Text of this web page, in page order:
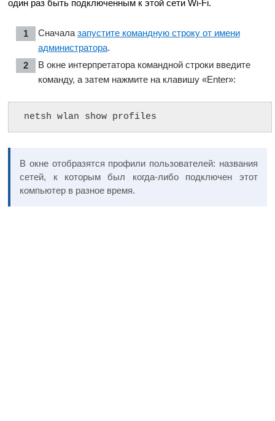
один раз быть подключенным к этой сети Wi-Fi.
Сначала запустите командную строку от имени
администратора.
В окне интерпретатора командной строки введите
команду, а затем нажмите на клавишу «Enter»:
netsh wlan show profiles
В окне отобразятся профили пользователей: названия
сетей, к которым был когда-либо подключен этот
компьютер в разное время.